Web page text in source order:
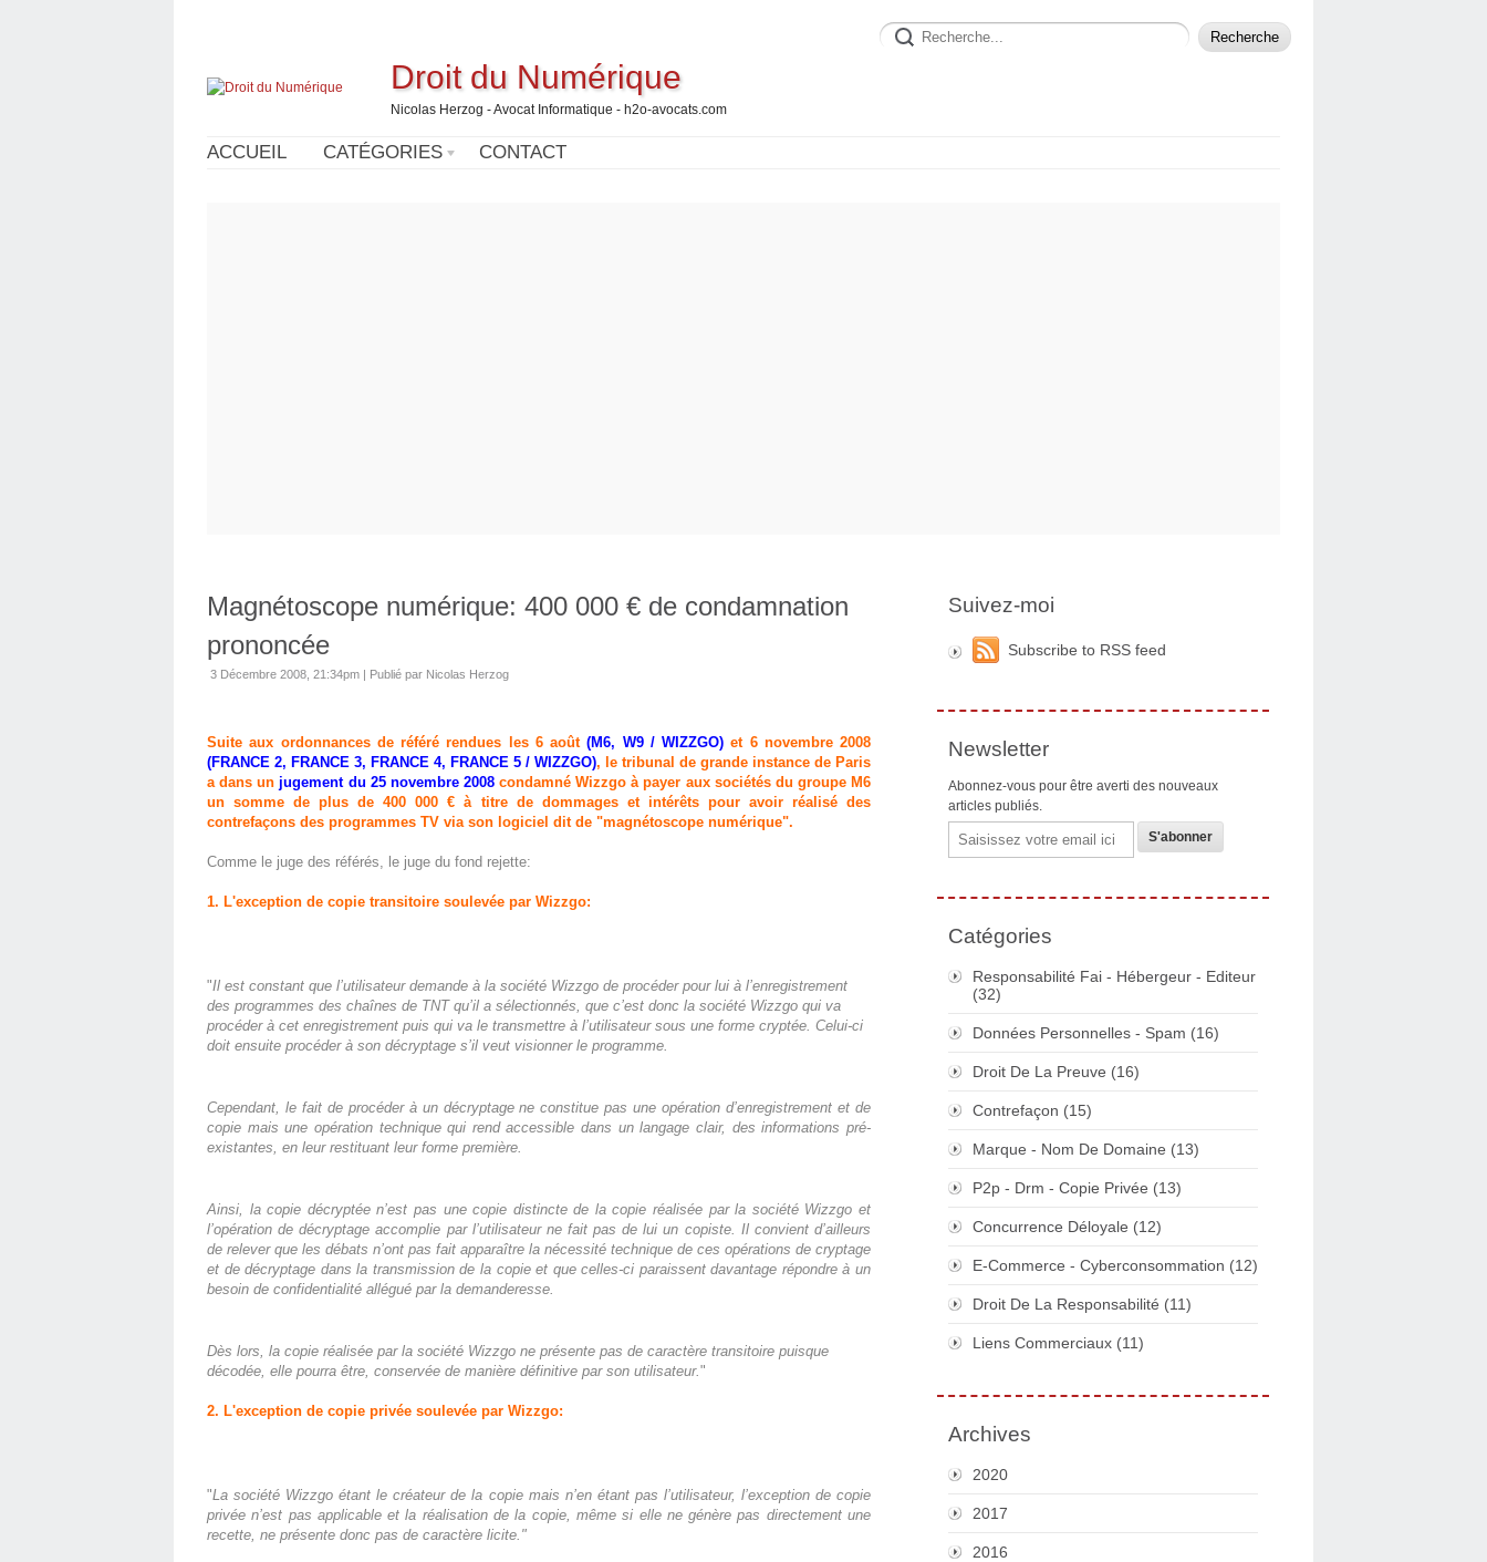
Droit du Numérique
Nicolas Herzog - Avocat Informatique - h2o-avocats.com
ACCUEIL CATÉGORIES CONTACT
Magnétoscope numérique: 400 000 € de condamnation
prononcée
3 Décembre 2008, 21:34pm | Publié par Nicolas Herzog
Suite aux ordonnances de référé rendues les 6 août (M6, W9 / WIZZGO) et 6 novembre 2008
(FRANCE 2, FRANCE 3, FRANCE 4, FRANCE 5 / WIZZGO), le tribunal de grande instance de Paris
a dans un jugement du 25 novembre 2008condamné Wizzgo à payer aux sociétés du groupe M6
un somme de plus de 400 000 € à titre de dommages et intérêts pour avoir réalisé des
contrefaçons des programmes TV via son logiciel dit de "magnétoscope numérique".
Comme le juge des référés, le juge du fond rejette:
1. L'exception de copie transitoire soulevée par Wizzgo:
"Il est constant que l’utilisateur demande à la société Wizzgo de procéder pour lui à l’enregistrement
des programmes des chaînes de TNT qu’il a sélectionnés, que c’est donc la société Wizzgo qui va
procéder à cet enregistrement puis qui va le transmettre à l’utilisateur sous une forme cryptée. Celui-ci
doit ensuite procéder à son décryptage s’il veut visionner le programme.
Cependant, le fait de procéder à un décryptage ne constitue pas une opération d’enregistrement et de
copie mais une opération technique qui rend accessible dans un langage clair, des informations pré-
existantes, en leur restituant leur forme première.
Ainsi, la copie décryptée n’est pas une copie distincte de la copie réalisée par la société Wizzgo et
l’opération de décryptage accomplie par l’utilisateur ne fait pas de lui un copiste. Il convient d’ailleurs
de relever que les débats n’ont pas fait apparaître la nécessité technique de ces opérations de cryptage
et de décryptage dans la transmission de la copie et que celles-ci paraissent davantage répondre à un
besoin de confidentialité allégué par la demanderesse.
Dès lors, la copie réalisée par la société Wizzgo ne présente pas de caractère transitoire puisque
décodée, elle pourra être, conservée de manière définitive par son utilisateur."
2. L'exception de copie privée soulevée par Wizzgo:
"La société Wizzgo étant le créateur de la copie mais n’en étant pas l’utilisateur, l’exception de copie
privée n’est pas applicable et la réalisation de la copie, même si elle ne génère pas directement une
recette, ne présente donc pas de caractère licite."
Suivez-moi
Subscribe to RSS feed
Newsletter
Abonnez-vous pour être averti des nouveaux
articles publiés.
Email
Catégories
Responsabilité Fai - Hébergeur - Editeur
(32)
Données Personnelles - Spam (16)
Droit De La Preuve (16)
Contrefaçon (15)
Marque - Nom De Domaine (13)
P2p - Drm - Copie Privée (13)
Concurrence Déloyale (12)
E-Commerce - Cyberconsommation (12)
Droit De La Responsabilité (11)
Liens Commerciaux (11)
Archives
2020
2017
2016